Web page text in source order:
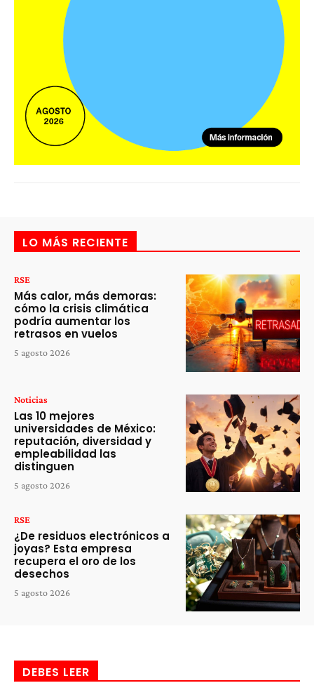
LO MÁS RECIENTE
RSE
Más calor, más demoras:
cómo la crisis climática
podría aumentar los
retrasos en vuelos
5 agosto 2026
Noticias
Las 10 mejores
universidades de México:
reputación, diversidad y
empleabilidad las
distinguen
5 agosto 2026
RSE
¿De residuos electrónicos a
joyas? Esta empresa
recupera el oro de los
desechos
5 agosto 2026
DEBES LEER